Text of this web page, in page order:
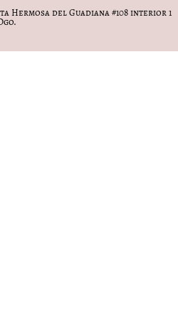
Hermosa del Guadiana #108 interior 1